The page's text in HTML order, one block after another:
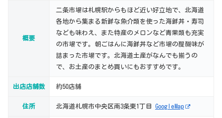
概要
二条市場は札幌駅からもほど近い好立地で、北海道
各地から集まる新鮮な魚介類を使った海鮮丼・寿司
なども味わえ、また特産のメロンなど青果類も充実
の市場です。朝ごはんに海鮮丼など市場の醍醐味が
詰まった市場です。北海道土産がなんでも揃うの
で、お土産のまとめ買いにもおすすめです。
出店店舗数 約50店舗
住所 北海道札幌市中央区南3条東1丁目 GoogleMap